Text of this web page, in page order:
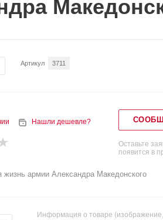
Артикул 3711
Нашли дешевле?
Оставьте
появится в
жизнь армии Александра Македонского
Информация о товаре